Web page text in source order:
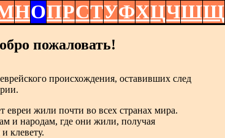
НОПРСТУФХЦЧШЩ
пожаловать!
происхождения, оставивших след
евреи жили почти во всех странах мира.
и народам, где они жили, получая
клевету.